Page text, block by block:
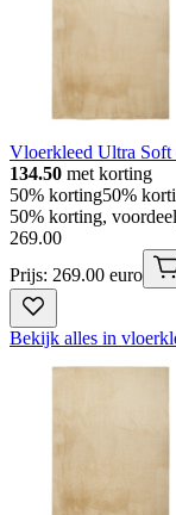
Vloerkleed Ultra Soft
134.50 met korting
50% korting50%
50% korting,
269.00
Prijs: 269.00 euro
Bekijk alles in